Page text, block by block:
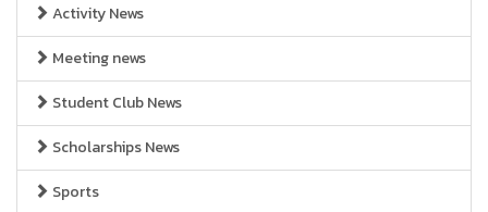
Activity News
Meeting news
Student Club News
Scholarships News
Sports